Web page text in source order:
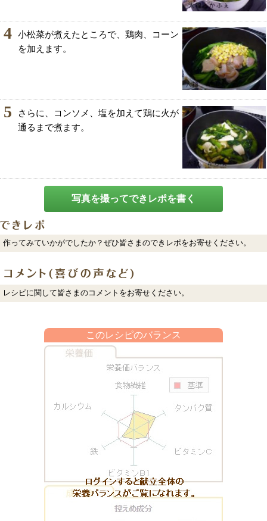
4
小松菜が煮えたところで、鶏肉、コーン
を加えます。
5
さらに、コンソメ、塩を加えて鶏に火が
通るまで煮ます。
写真を撮ってできレポを書く
作ってみていかがでしたか？ぜひ皆さまのできレポをお寄せください。
レシピに関して皆さまのコメントをお寄せください。
このレシピのバランス